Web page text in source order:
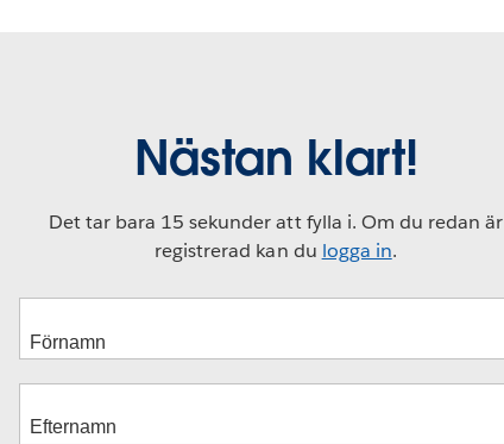
Nästan klart!
Det tar bara 15 sekunder att fylla i. Om du redan är
registrerad kan du logga in.